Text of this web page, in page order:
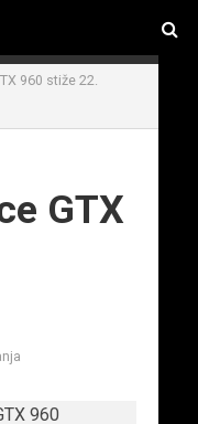
960 stiže 22.
GTX